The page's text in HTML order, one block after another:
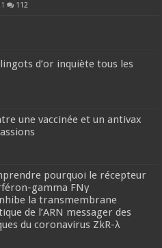
112
d’or inquiète tous les
une vaccinée et un antivax
pourquoi le récepteur
gamma FNγ
la transmembrane
de l’ARN messager des
du coronavirus ZkR-λ